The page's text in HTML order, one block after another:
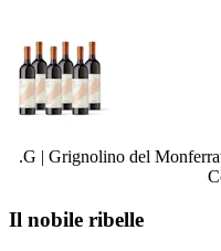
.G | Grignolino del
Il nobile ribelle